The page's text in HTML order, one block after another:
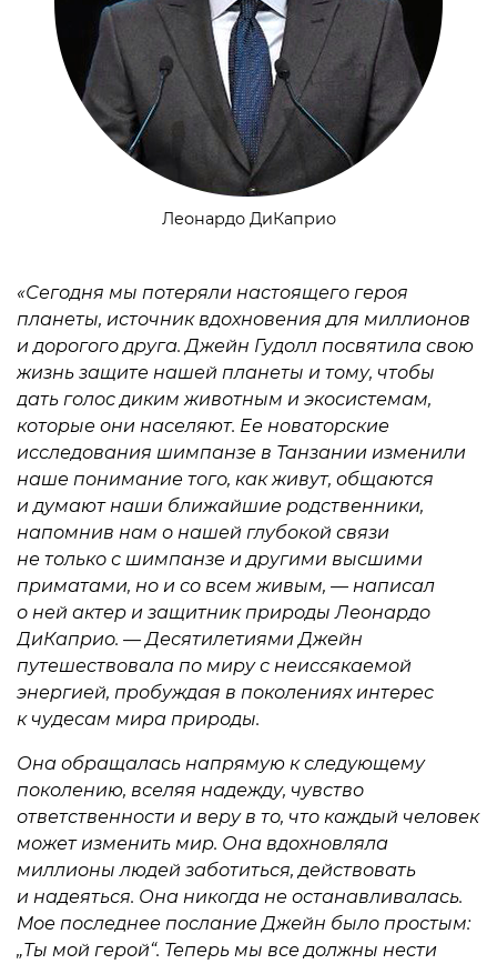
Леонардо ДиКаприо
«Сегодня мы потеряли настоящего героя
планеты, источник вдохновения для миллионов
и дорогого друга. Джейн Гудолл посвятила свою
жизнь защите нашей планеты и тому, чтобы
дать голос диким животным и экосистемам,
которые они населяют. Ее новаторские
исследования шимпанзе в Танзании изменили
наше понимание того, как живут, общаются
и думают наши ближайшие родственники,
напомнив нам о нашей глубокой связи
не только с шимпанзе и другими высшими
приматами, но и со всем живым, — написал
о ней актер и защитник природы Леонардо
ДиКаприо. — Десятилетиями Джейн
путешествовала по миру с неиссякаемой
энергией, пробуждая в поколениях интерес
к чудесам мира природы.
Она обращалась напрямую к следующему
поколению, вселяя надежду, чувство
ответственности и веру в то, что каждый человек
может изменить мир. Она вдохновляла
миллионы людей заботиться, действовать
и надеяться. Она никогда не останавливалась.
Мое последнее послание Джейн было простым:
„Ты мой герой“. Теперь мы все должны нести